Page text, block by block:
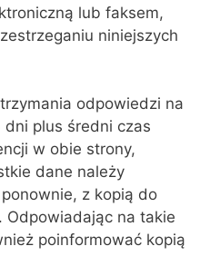
lub faksem,
niniejszych
odpowiedzi na
dni plus średni czas
w obie strony,
dane należy
z kopią do
na takie
poinformować kopią